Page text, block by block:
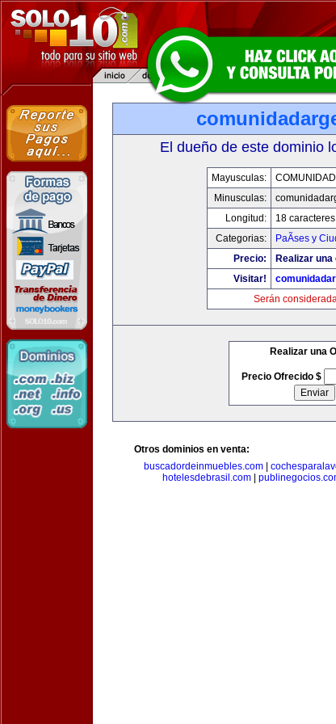
El dueño de este dominio
Mayusculas:
Minusculas:
Longitud:
18 caracteres
Categorias:
PaÃ­ses y
Precio:
Realizar una
Visitar!
Serán
Realizar una
Precio Ofrecido $
Otros dominios en venta:
buscadordeinmuebles.com
hotelesdebrasil.com